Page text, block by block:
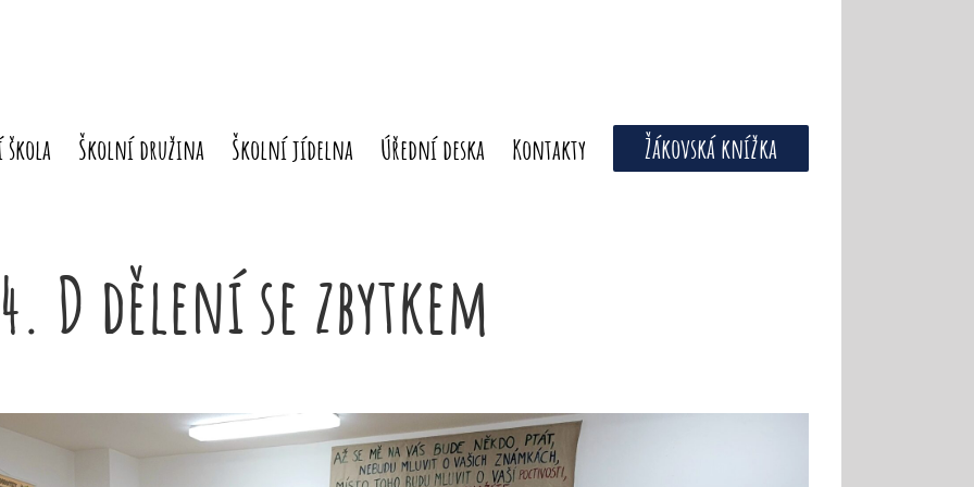
škola Školní družina Školní jídelna Úřední deska Kontakty Žákovská knížka
4. D dělení se zbytkem